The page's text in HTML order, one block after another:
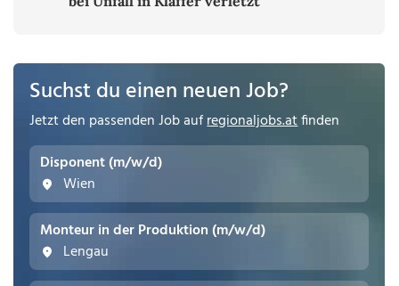
Suchst du einen neuen Job?
Jetzt den passenden Job aufregionaljobs.atfinden
Disponent (m/w/d)
Wien
Monteur in der Produktion (m/w/d)
Lengau